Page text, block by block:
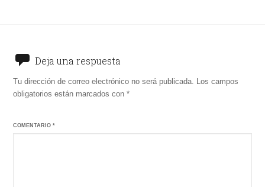
Deja una respuesta
Tu dirección de correo electrónico no será publicada. Los campos
obligatorios están marcados con*
COMENTARIO*